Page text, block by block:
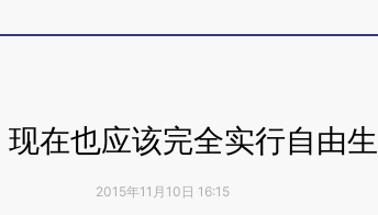
现在也应该完全实行自由
2015年11月10日 16:15